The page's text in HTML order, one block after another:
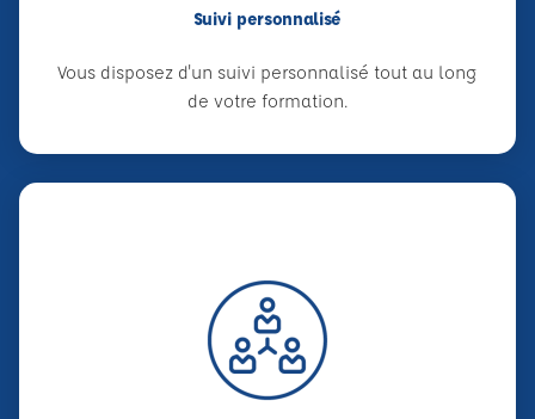
Suivi personnalisé
Vous disposez d'un suivi personnalisé tout au long
de votre formation.